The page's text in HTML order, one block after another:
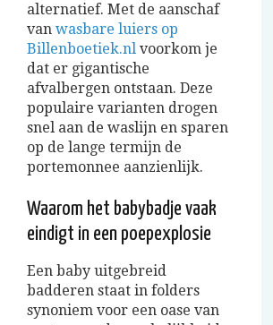
alternatief. Met de aanschaf
van wasbare luiers op
Billenboetiek.nl voorkom je
dat er gigantische
afvalbergen ontstaan. Deze
populaire varianten drogen
snel aan de waslijn en sparen
op de lange termijn de
portemonnee aanzienlijk.
Waarom het babybadje vaak
eindigt in een poepexplosie
Een baby uitgebreid
badderen staat in folders
synoniem voor een oase van